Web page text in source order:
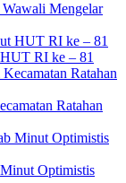
Mengelar
RI ke – 81
Ratahan
Optimistis